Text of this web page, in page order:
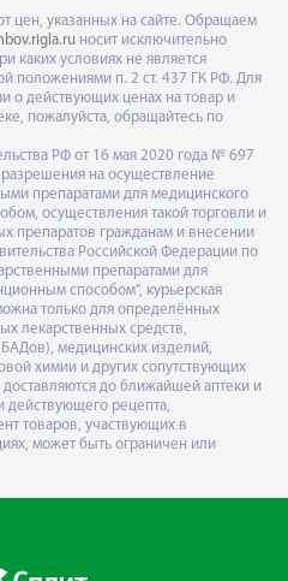
цен, указанных на сайте. Обращаем
носит исключительно
каких условиях не является
положениями п. 2 ст. 437 ГК РФ. Для
о действующих ценах на товар и
пожалуйста, обращайтесь по
РФ от 16 мая 2020 года № 697
на осуществление
препаратами для медицинского
осуществления такой торговли и
препаратов гражданам и внесении
Российской Федерации по
препаратами для
способом", курьерская
только для определённых
лекарственных средств,
медицинских изделий,
химии и других сопутствующих
до ближайшей аптеки и
действующего рецепта,
товаров, участвующих в
может быть ограничен или